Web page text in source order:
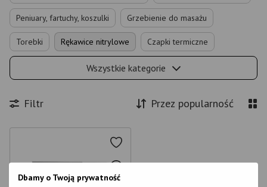
Dbamy o Twoją prywatność
Peniuary, fartuchy, koszulki Grzebienie do masażu
Torebki Rękawice nitrylowe Czapki termiczne
Filtr do konewki do zlewuWszystkie kategorie
Filtr Przez popularność